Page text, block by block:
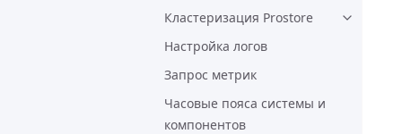
Кластеризация Prostore
Настройка логов
Запрос метрик
Часовые пояса системы и
компонентов